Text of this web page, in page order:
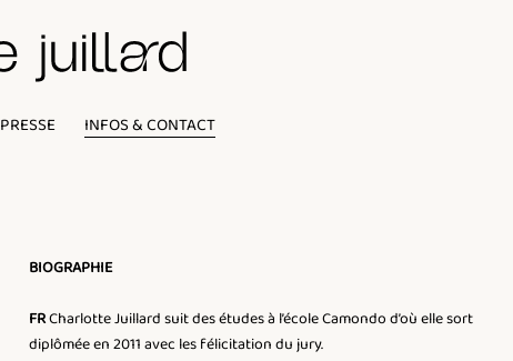
PRESSE INFOS & CONTACT
BIOGRAPHIE
FRCharlotte Juillard suit des études à l’école Camondo d’où elle sort
diplômée en 2011 avec les félicitation du jury.